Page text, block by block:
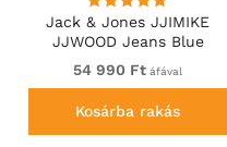
Jack & Jones JJIMIKE
JJWOOD Jeans Blue
54 990 Ft áfával
Kosárba rakás